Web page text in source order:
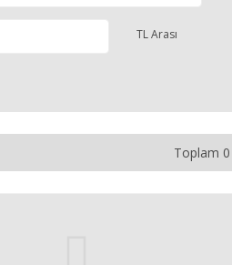
TL Arası
Toplam